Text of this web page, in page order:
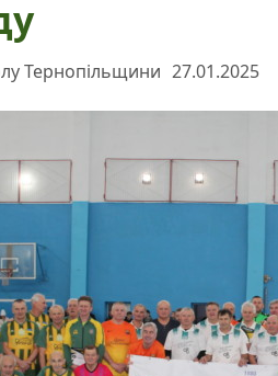
Тернопільщини 27.01.2025